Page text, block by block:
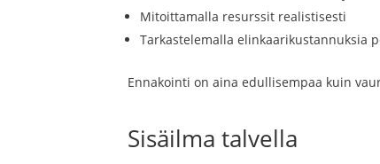
Mitoittamalla resurssit realistisesti
Tarkastelemalla elinkaarikustannuksia
Ennakointi on aina edullisempaa kuin
Sisäilma talvella